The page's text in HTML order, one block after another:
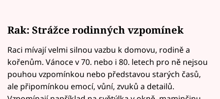
Rak: Strážce rodinných vzpomínek
Raci mívají velmi silnou vazbu k domovu, rodině a
kořenům. Vánoce v 70. nebo i 80. letech pro ně nejsou
pouhou vzpomínkou nebo představou starých časů,
ale připomínkou emocí, vůní, zvuků a detailů.